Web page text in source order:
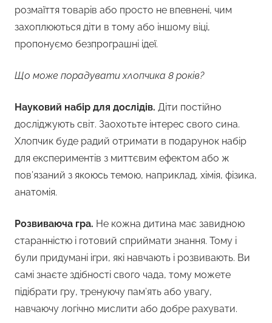
розмаїття товарів або просто не впевнені, чим
захоплюються діти в тому або іншому віці,
пропонуємо безпрограшні ідеї.
Що може порадувати хлопчика 8 років?
Науковий набір для дослідів. Діти постійно
досліджують світ. Заохотьте інтерес свого сина.
Хлопчик буде радий отримати в подарунок набір
для експериментів з миттєвим ефектом або ж
пов’язаний з якоюсь темою, наприклад, хімія, фізика,
анатомія.
Розвиваюча гра. Не кожна дитина має завидною
старанністю і готовий сприймати знання. Тому і
були придумані ігри, які навчають і розвивають. Ви
самі знаєте здібності свого чада, тому можете
підібрати гру, тренуючу пам’ять або увагу,
навчаючу логічно мислити або добре рахувати.